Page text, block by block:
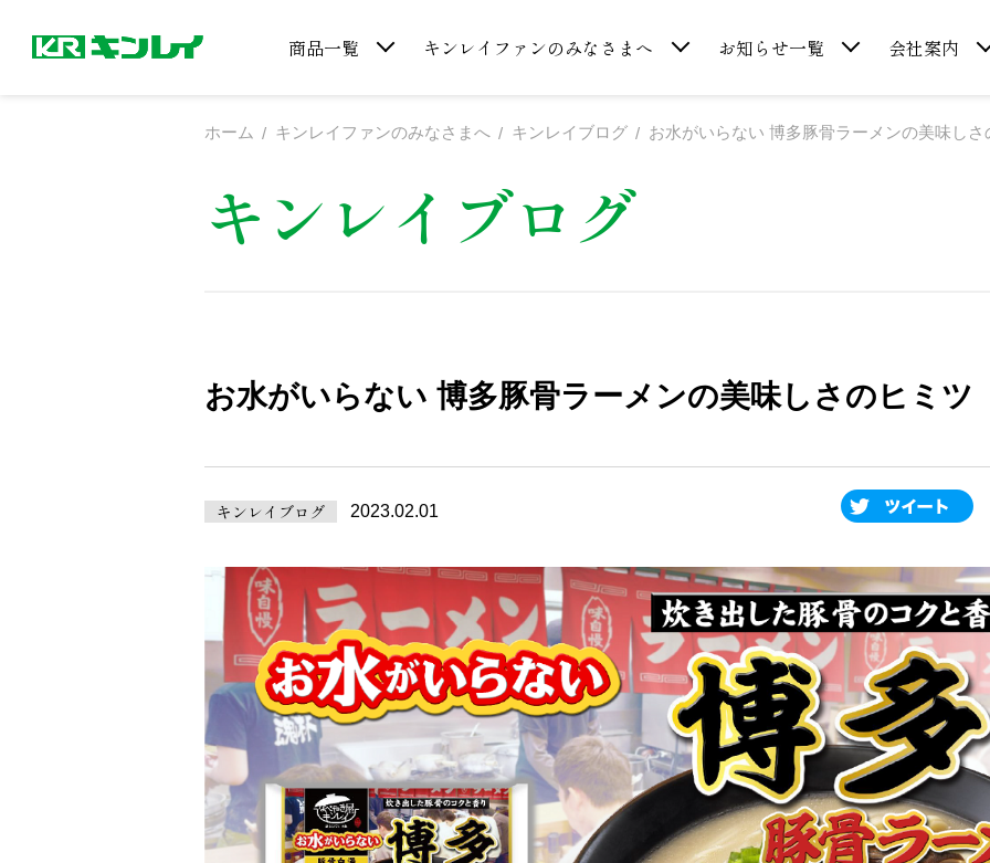
商品一覧 キンレイファンのみなさまへ お知らせ一覧 会社案内
ホーム キンレイファンのみなさまへ キンレイブログ お水がいらない 博多豚骨ラーメンの美味しさ
キンレイブログ
お水がいらない 博多豚骨ラーメンの美味しさのヒミツ
キンレイブログ 2023.02.01